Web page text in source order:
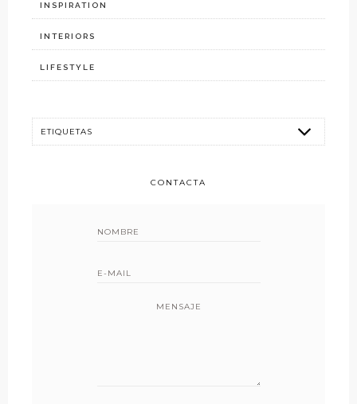
INSPIRATION
INTERIORS
LIFESTYLE
CONTACTA
MENSAJE